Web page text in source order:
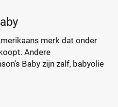
merk dat onder
Andere
Baby zijn zalf, babyolie